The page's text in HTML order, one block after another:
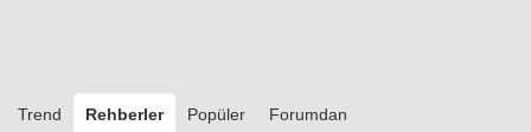
Trend Rehberler Popüler Forumdan